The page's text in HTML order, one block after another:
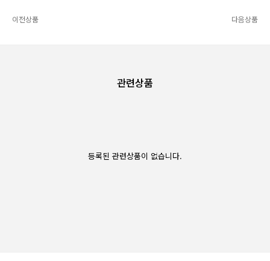
이전상품 다음상품
관련상품
등록된 관련상품이 없습니다.